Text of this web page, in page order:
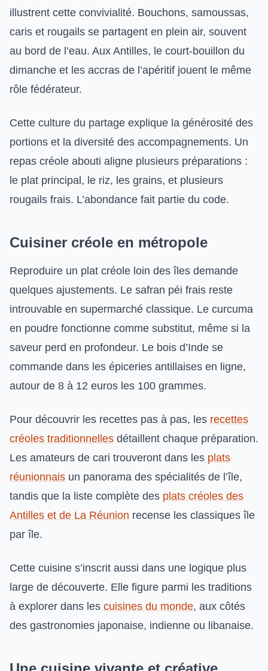
illustrent cette convivialité. Bouchons, samoussas,
caris et rougails se partagent en plein air, souvent
au bord de l’eau. Aux Antilles, le court-bouillon du
dimanche et les accras de l’apéritif jouent le même
rôle fédérateur.
Cette culture du partage explique la générosité des
portions et la diversité des accompagnements. Un
repas créole abouti aligne plusieurs préparations :
le plat principal, le riz, les grains, et plusieurs
rougails frais. L’abondance fait partie du code.
Cuisiner créole en métropole
Reproduire un plat créole loin des îles demande
quelques ajustements. Le safran péi frais reste
introuvable en supermarché classique. Le curcuma
en poudre fonctionne comme substitut, même si la
saveur perd en profondeur. Le bois d’Inde se
commande dans les épiceries antillaises en ligne,
autour de 8 à 12 euros les 100 grammes.
Pour découvrir les recettes pas à pas, les recettes
créoles traditionnelles détaillent chaque préparation.
Les amateurs de cari trouveront dans les plats
réunionnais un panorama des spécialités de l’île,
tandis que la liste complète des plats créoles des
Antilles et de La Réunion recense les classiques île
par île.
Cette cuisine s’inscrit aussi dans une logique plus
large de découverte. Elle figure parmi les traditions
à explorer dans les cuisines du monde, aux côtés
des gastronomies japonaise, indienne ou libanaise.